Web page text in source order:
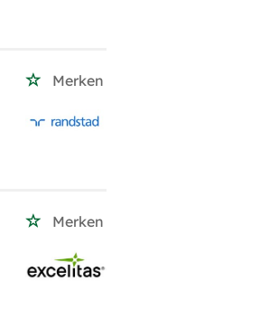
Merken
Merken